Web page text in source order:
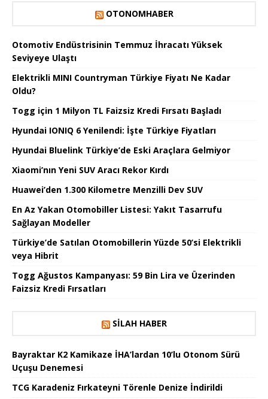
OTONOMHABER
Otomotiv Endüstrisinin Temmuz İhracatı Yüksek
Seviyeye Ulaştı
Elektrikli MINI Countryman Türkiye Fiyatı Ne Kadar
Oldu?
Togg için 1 Milyon TL Faizsiz Kredi Fırsatı Başladı
Hyundai IONIQ 6 Yenilendi: İşte Türkiye Fiyatları
Hyundai Bluelink Türkiye’de Eski Araçlara Gelmiyor
Xiaomi’nın Yeni SUV Aracı Rekor Kırdı
Huawei’den 1.300 Kilometre Menzilli Dev SUV
En Az Yakan Otomobiller Listesi: Yakıt Tasarrufu
Sağlayan Modeller
Türkiye’de Satılan Otomobillerin Yüzde 50’si Elektrikli
veya Hibrit
Togg Ağustos Kampanyası: 59 Bin Lira ve Üzerinden
Faizsiz Kredi Fırsatları
SILAH HABER
Bayraktar K2 Kamikaze İHA’lardan 10’lu Otonom Sürü
Uçuşu Denemesi
TCG Karadeniz Fırkateyni Törenle Denize İndirildi